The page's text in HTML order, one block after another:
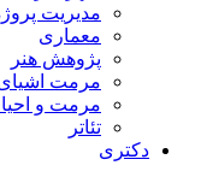
مدیریت
معماری
پژوهش هنر
مرمت
مرمت و
تئاتر
دکتری